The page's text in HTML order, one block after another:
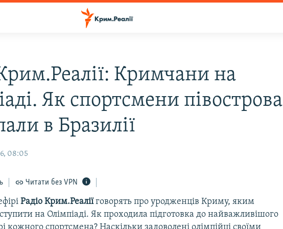
Кримчани на
Як спортсмени півострова
в Бразилії
08:05
Читати без VPN
Радіо Крим.Реаліїговорять про уродженців Криму, яким
на Олімпіаді. Як проходила підготовка до найважливішого